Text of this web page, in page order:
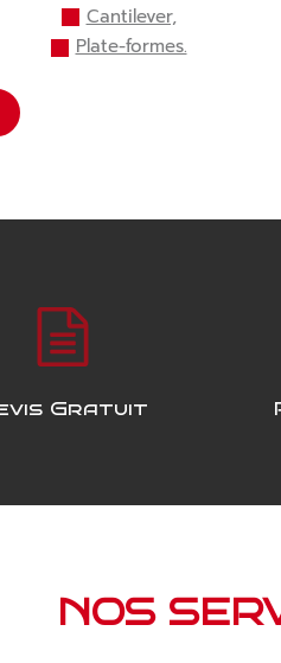
Cantilever,
Plate-formes.
Gratuit
NOS